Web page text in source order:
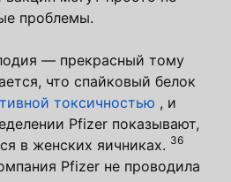
проблемы.
— прекрасный тому
что спайковый белок
токсичностью , и
Pfizer показывают,
в женских яичниках. 36
Pfizer не проводила